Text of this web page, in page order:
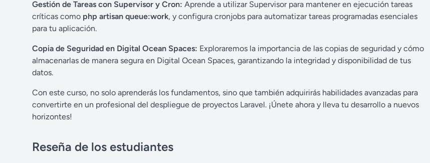
Gestión de Tareas con Supervisor y Cron: Aprende a utilizar Supervisor para mantener en ejecución tareas
críticas como php artisan queue:work, y configura cronjobs para automatizar tareas programadas esenciales
para tu aplicación.
Copia de Seguridad en Digital Ocean Spaces: Exploraremos la importancia de las copias de seguridad y cómo
almacenarlas de manera segura en Digital Ocean Spaces, garantizando la integridad y disponibilidad de tus
datos.
Con este curso, no solo aprenderás los fundamentos, sino que también adquirirás habilidades avanzadas para
convertirte en un profesional del despliegue de proyectos Laravel. ¡Únete ahora y lleva tu desarrollo a nuevos
horizontes!
Reseña de los estudiantes